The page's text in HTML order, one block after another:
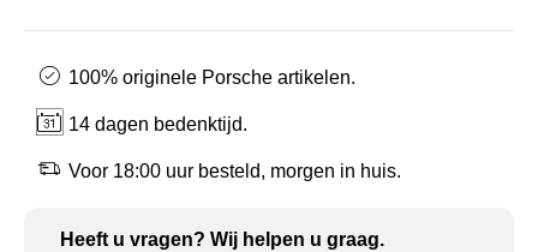
100% originele Porsche artikelen.
14 dagen bedenktijd.
Voor 18:00 uur besteld, morgen in huis.
Heeft u vragen? Wij helpen u graag.